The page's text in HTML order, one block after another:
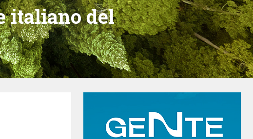
italiano del